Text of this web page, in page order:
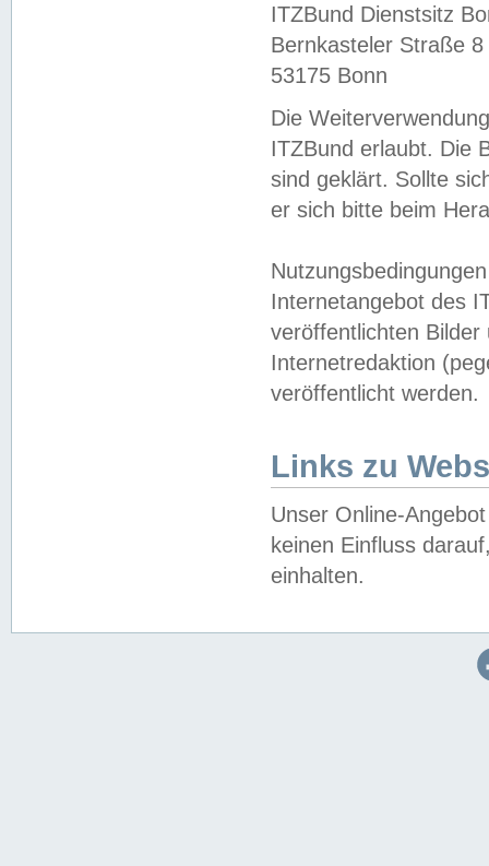
ITZBund Dienstsitz
Bernkasteler Straße 8
53175 Bonn
Die
ITZBund erlaubt. Die
sind geklärt. Sollte
er sich bitte beim
Internetangebot des
veröffentlichten
Internetredaktion
veröffentlicht werden.
Links zu
Unser Online-
keinen Einfluss
einhalten.